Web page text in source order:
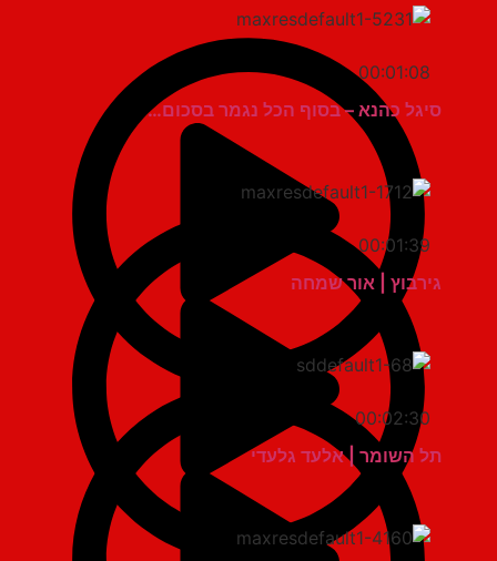
00:01:08
סיגל כהנא – בסוף הכל נגמר בסכום…
00:01:39
גירבוץ | אור שמחה
00:02:30
תל השומר | אלעד גלעדי